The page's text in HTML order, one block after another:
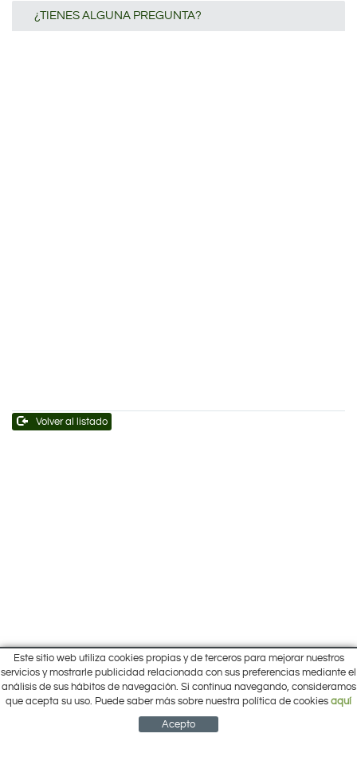
¿TIENES ALGUNA PREGUNTA?
Volver al listado
Inicio
Ofertas
Marcas
Pol. Cantalgallo Calle A Naves 10-12
ARACENA (Huelva)
959 12 63 64
info@electrobricogarden.com
CUENTA CESTA
Este sitio web utiliza cookies propias y de terceros para mejorar nuestros
servicios y mostrarle publicidad relacionada con sus preferencias mediante el
análisis de sus hábitos de navegación. Si continua navegando, consideramos
que acepta su uso. Puede saber más sobre nuestra política de cookies aquí
Acepto